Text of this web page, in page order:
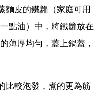
麵皮的鐵籮（家庭可用
點油）中，將鐵籮放在
薄厚均勻，蓋上鍋蓋，
比較泡發，煮的更為筋